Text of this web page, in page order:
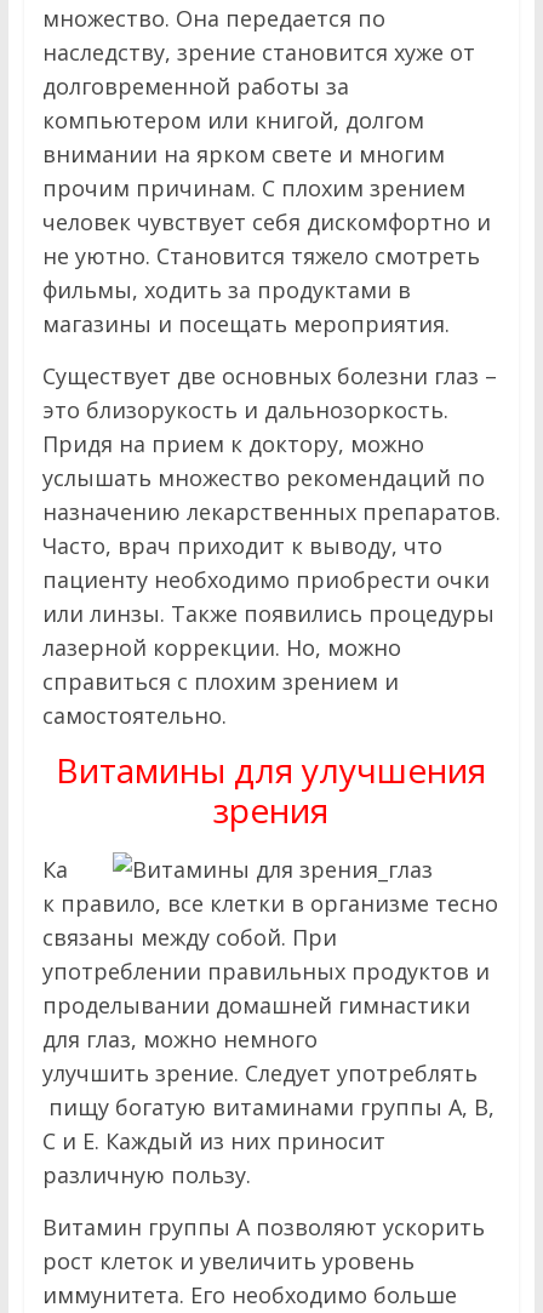
множество. Она передается по
наследству, зрение становится хуже от
долговременной работы за
компьютером или книгой, долгом
внимании на ярком свете и многим
прочим причинам. С плохим зрением
человек чувствует себя дискомфортно и
не уютно. Становится тяжело смотреть
фильмы, ходить за продуктами в
магазины и посещать мероприятия.
Существует две основных болезни глаз –
это близорукость и дальнозоркость.
Придя на прием к доктору, можно
услышать множество рекомендаций по
назначению лекарственных препаратов.
Часто, врач приходит к выводу, что
пациенту необходимо приобрести очки
или линзы. Также появились процедуры
лазерной коррекции. Но, можно
справиться с плохим зрением и
самостоятельно.
Витамины для улучшения
зрения
Ка
к правило, все клетки в организме тесно
связаны между собой. При
употреблении правильных продуктов и
проделывании домашней гимнастики
для глаз, можно немного
улучшить зрение. Следует употреблять
пищу богатую витаминами группы А, В,
С и Е. Каждый из них приносит
различную пользу.
Витамин группы А позволяют ускорить
рост клеток и увеличить уровень
иммунитета. Его необходимо больше